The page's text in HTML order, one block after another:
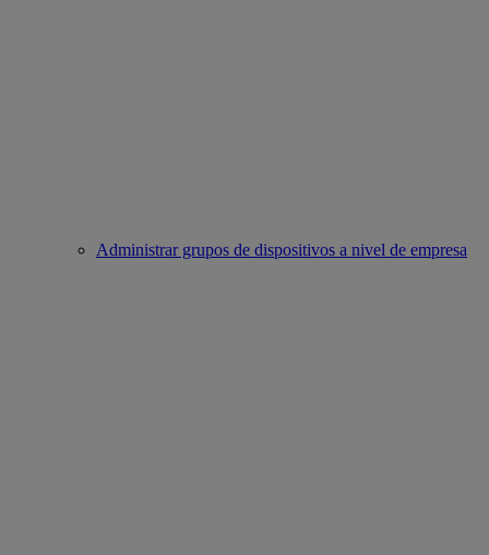
Administrar grupos de dispositivos a nivel de empresa